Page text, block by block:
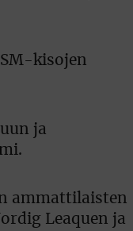
kisojen
ja
ammattilaisten
Leaquen ja